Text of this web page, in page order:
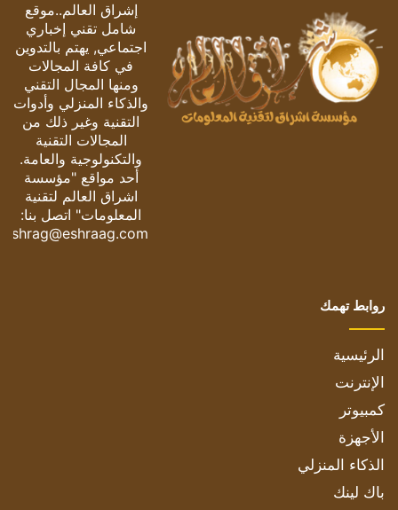
إشراق العالم..موقع
شامل تقني إخباري
اجتماعي, يهتم بالتدوين
في كافة المجالات
ومنها المجال التقني
والذكاء المنزلي وأدوات
التقنية وغير ذلك من
المجالات التقنية
والتكنولوجية والعامة.
أحد مواقع "مؤسسة
اشراق العالم لتقنية
المعلومات" اتصل بنا:
eshrag@eshraag.com
روابط تهمك
الرئيسية
الإنترنت
كمبيوتر
الأجهزة
الذكاء المنزلي
باك لينك